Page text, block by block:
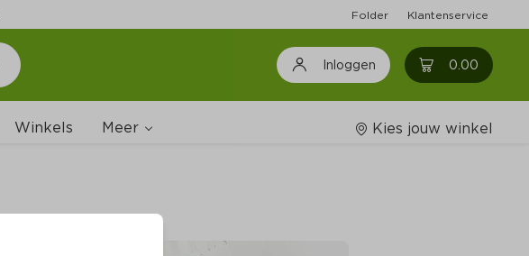
Folder Klantenservice
Inloggen 0.00 0
Winkels Meer Kies jouw winkel